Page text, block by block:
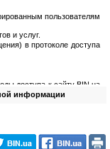
пользователям
и услуг.
в протоколе доступа
доступа к сайту BIN.ua
регистрации;
информации